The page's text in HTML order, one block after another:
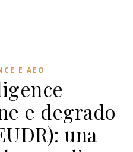
E AEO
e degrado
una